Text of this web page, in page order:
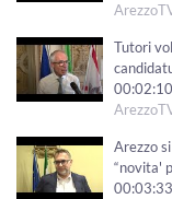
Tutori
Arezzo
“novita'